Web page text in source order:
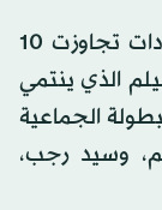
أما فيلم «الكلام على إيه؟» فحقق إيرادات تجاوزت 10
الذي ينتمي
الجماعية
وسيد رجب،